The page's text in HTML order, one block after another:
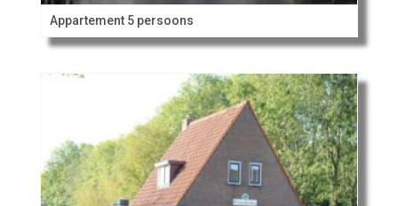
Appartement 5 persoons